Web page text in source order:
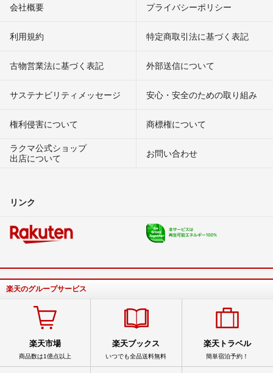
会社概要 プライバシーポリシー
利用規約 特定商取引法に基づく表記
古物営業法に基づく表記 外部送信について
サステナビリティメッセージ 安心・安全のための取り組み
権利侵害について
商標権について
ラクマ公式ショップ
出店について
お問い合わせ
リンク
楽天のグループサービス
楽天市場
商品数は1億点以上
楽天ブックス
いつでも全品送料無料
楽天トラベル
簡単宿泊予約！